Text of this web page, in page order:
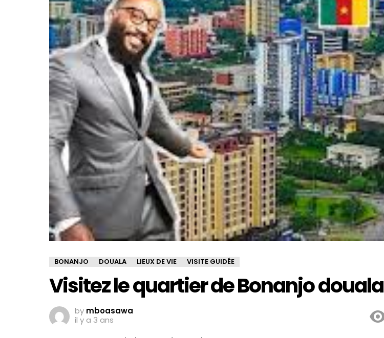
BONANJO DOUALA LIEUX DE VIE VISITE GUIDÉE
Visitez le quartier de Bonanjo douala
by mboasawa
il y a 3 ans